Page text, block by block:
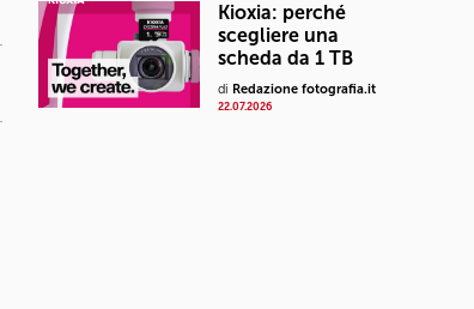
Kioxia: perché
scegliere una
scheda da 1 TB
di Redazione fotografia.it
22.07.2026